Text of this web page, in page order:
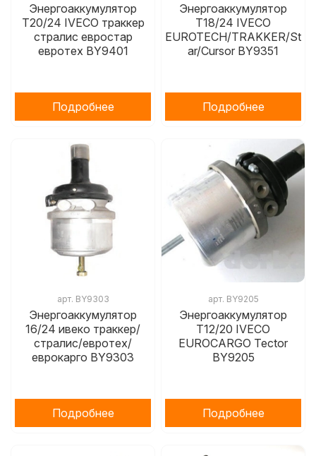
Энергоаккумулятор
T20/24 IVECO траккер
стралис евростар
евротех BY9401
Подробнее
Энергоаккумулятор
T18/24 IVECO
EUROTECH/TRAKKER/St
ar/Cursor BY9351
Подробнее
арт. BY9303
Энергоаккумулятор
16/24 ивеко траккер/
стралис/евротех/
еврокарго BY9303
Подробнее
арт. BY9205
Энергоаккумулятор
T12/20 IVECO
EUROCARGO Tector
BY9205
Подробнее